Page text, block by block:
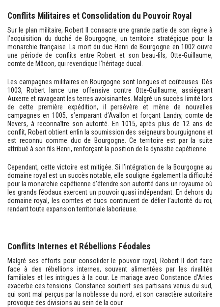
Conflits Militaires et Consolidation du Pouvoir Royal
Sur le plan militaire, Robert II consacre une grande partie de son règne à
l’acquisition du duché de Bourgogne, un territoire stratégique pour la
monarchie française. La mort du duc Henri de Bourgogne en 1002 ouvre
une période de conflits entre Robert et son beau-fils, Otte-Guillaume,
comte de Mâcon, qui revendique l’héritage ducal.
Les campagnes militaires en Bourgogne sont longues et coûteuses. Dès
1003, Robert lance une offensive contre Otte-Guillaume, assiégeant
Auxerre et ravageant les terres avoisinantes. Malgré un succès limité lors
de cette première expédition, il persévère et mène de nouvelles
campagnes en 1005, s’emparant d’Avallon et forçant Landry, comte de
Nevers, à reconnaître son autorité. En 1015, après plus de 12 ans de
conflit, Robert obtient enfin la soumission des seigneurs bourguignons et
est reconnu comme duc de Bourgogne. Ce territoire est par la suite
attribué à son fils Henri, renforçant la position de la dynastie capétienne.
Cependant, cette victoire est mitigée. Si l’intégration de la Bourgogne au
domaine royal est un succès notable, elle souligne également la difficulté
pour la monarchie capétienne d’étendre son autorité dans un royaume où
les grands féodaux exercent un pouvoir quasi indépendant. En dehors du
domaine royal, les comtes et ducs continuent de défier l’autorité du roi,
rendant toute expansion territoriale laborieuse.
Conflits Internes et Rébellions Féodales
Malgré ses efforts pour consolider le pouvoir royal, Robert II doit faire
face à des rébellions internes, souvent alimentées par les rivalités
familiales et les intrigues à la cour. Le mariage avec Constance d’Arles
exacerbe ces tensions. Constance soutient ses partisans venus du sud,
qui sont mal perçus par la noblesse du nord, et son caractère autoritaire
provoque des divisions au sein de la cour.